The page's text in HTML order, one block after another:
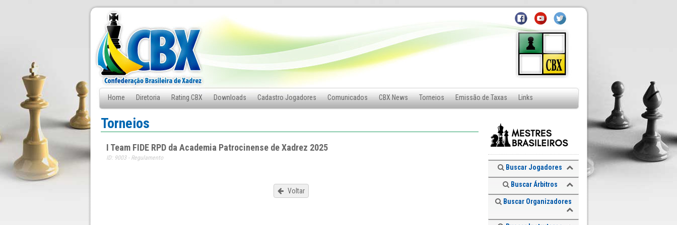
Home Diretoria Rating CBX Downloads Cadastro Jogadores Comunicados CBX News Torneios Emissão de Taxas Links
Fale Conosco
Torneios
I Team FIDE RPD da Academia Patrocinense de Xadrez 2025
ID: 9003 - Regulamento
Voltar
Buscar Jogadores
Buscar Árbitros
Buscar Organizadores